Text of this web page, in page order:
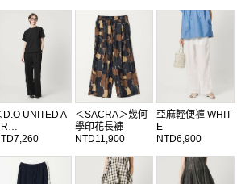
D.O UNITED A
＜SACRA＞幾何
學印花長褲
NTD11,900
亞麻輕便褲 WHIT
E
NTD6,900